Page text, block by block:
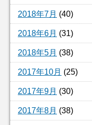
2018年7月 (40)
2018年6月 (31)
2018年5月 (38)
2017年10月 (25)
2017年9月 (30)
2017年8月 (38)